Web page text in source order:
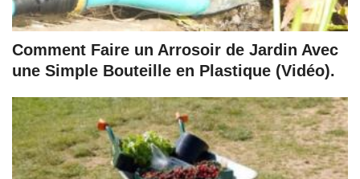
Comment Faire un Arrosoir de Jardin Avec
une Simple Bouteille en Plastique (Vidéo).